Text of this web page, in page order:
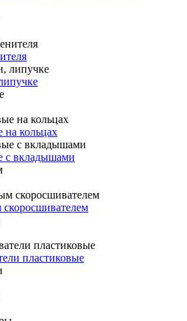
на кольцах
с вкладышами
пластиковые